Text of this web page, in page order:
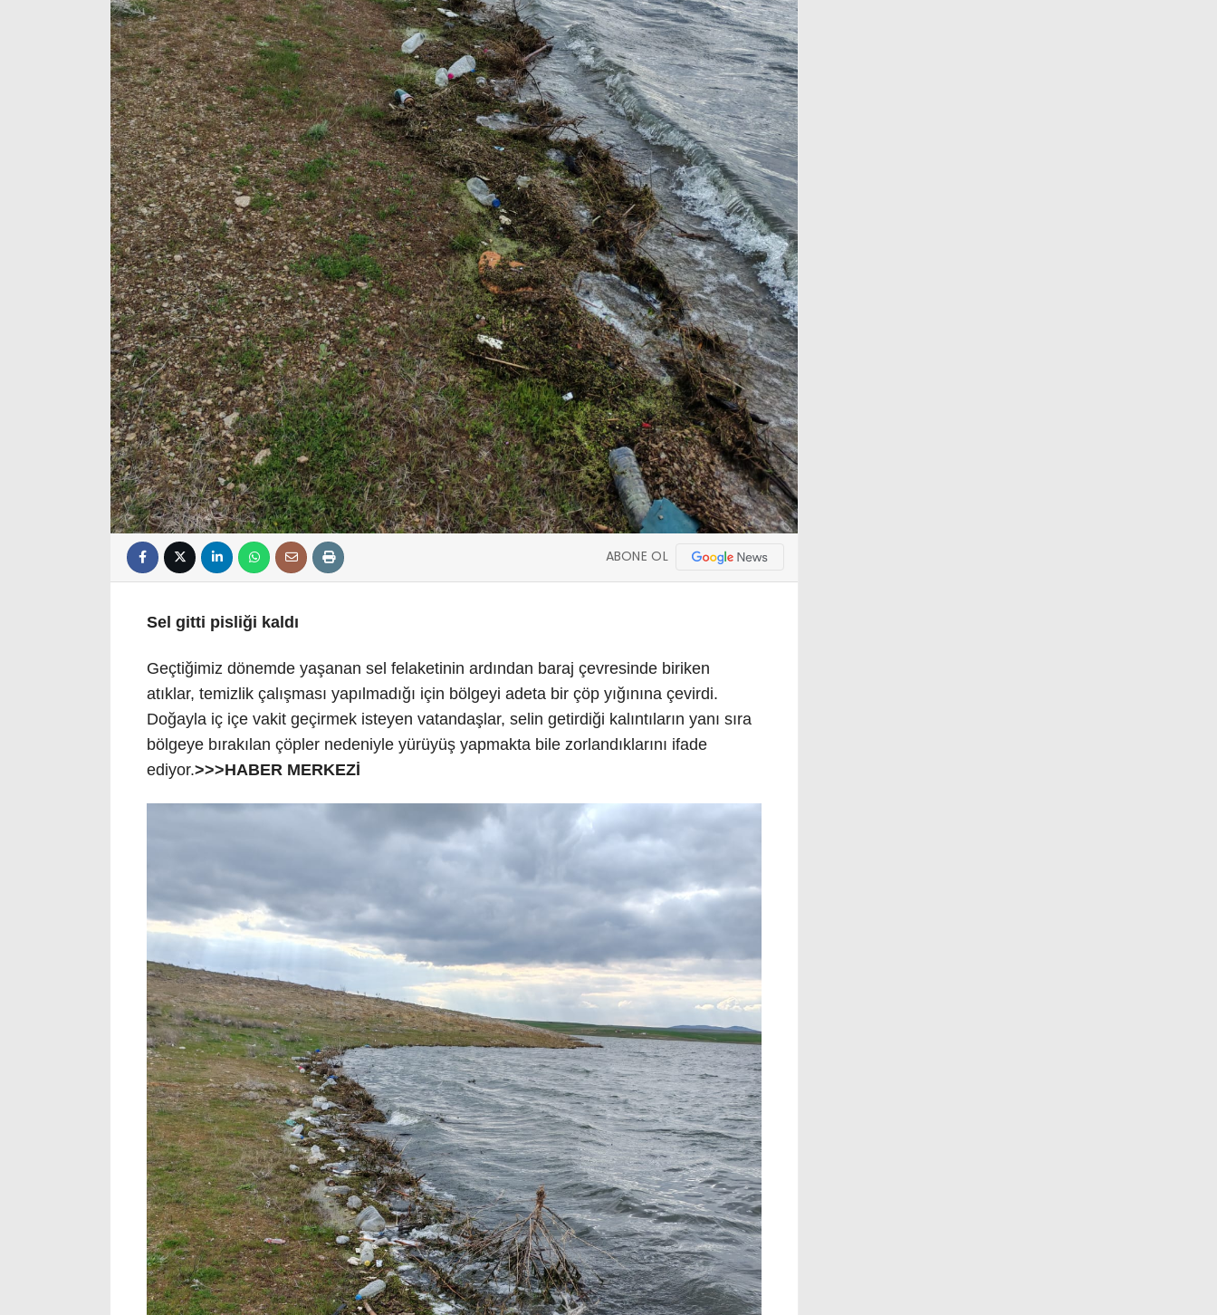
ABONE OL
Sel gitti pisliği kaldı
Geçtiğimiz dönemde yaşanan sel felaketinin ardından baraj çevresinde biriken
atıklar, temizlik çalışması yapılmadığı için bölgeyi adeta bir çöp yığınına çevirdi.
Doğayla iç içe vakit geçirmek isteyen vatandaşlar, selin getirdiği kalıntıların yanı sıra
bölgeye bırakılan çöpler nedeniyle yürüyüş yapmakta bile zorlandıklarını ifade
ediyor.>>>HABER MERKEZİ